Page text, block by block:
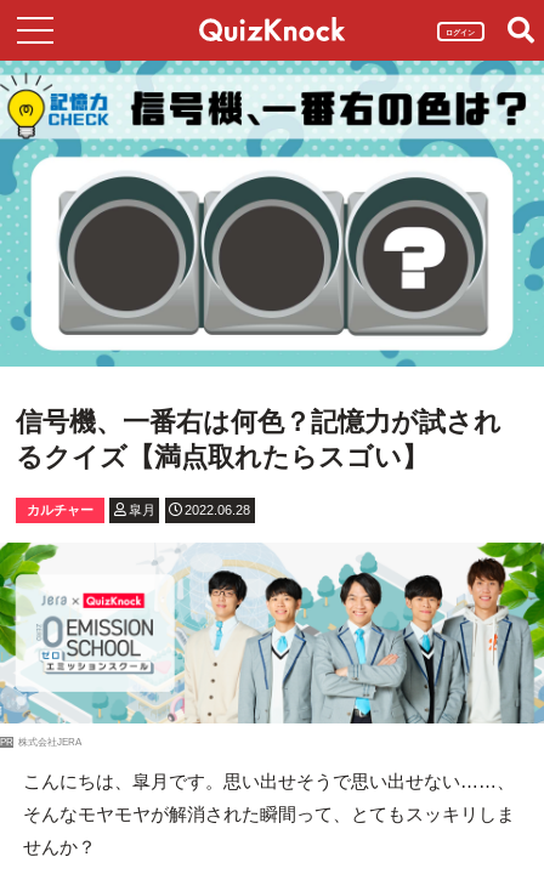
ログイン
信号機、一番右は何色？記憶力が試され
るクイズ【満点取れたらスゴい】
カルチャー 皐月 2022.06.28
PR 株式会社JERA
こんにちは、皐月です。思い出せそうで思い出せない……、
そんなモヤモヤが解消された瞬間って、とてもスッキリしま
せんか？